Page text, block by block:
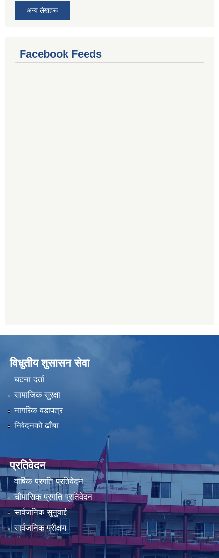
अन्य लेखहरू
Facebook Feeds
विधुतीय शुसासन सेवा
घटना दर्ता
सामाजिक सुरक्षा
नागरिक वडापत्र
निवेदनको ढाँचा
प्रतिवेदन
वार्षिक प्रगति प्रतिवेदन
चौमासिक प्रगति प्रतिवेदन
सार्वजनिक सुनुवाई
सार्वजनिक परीक्षण